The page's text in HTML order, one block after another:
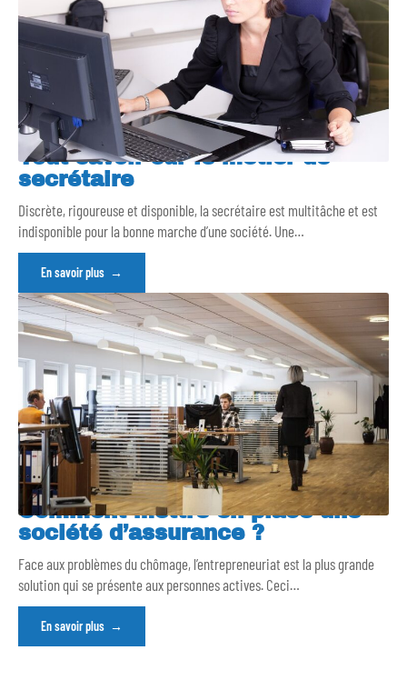
Tout savoir sur le métier de
secrétaire
Discrète, rigoureuse et disponible, la secrétaire est multitâche et est
indisponible pour la bonne marche d’une société. Une…
En savoir plus
Comment mettre en place une
société d’assurance ?
Face aux problèmes du chômage, l’entrepreneuriat est la plus grande
solution qui se présente aux personnes actives. Ceci…
En savoir plus